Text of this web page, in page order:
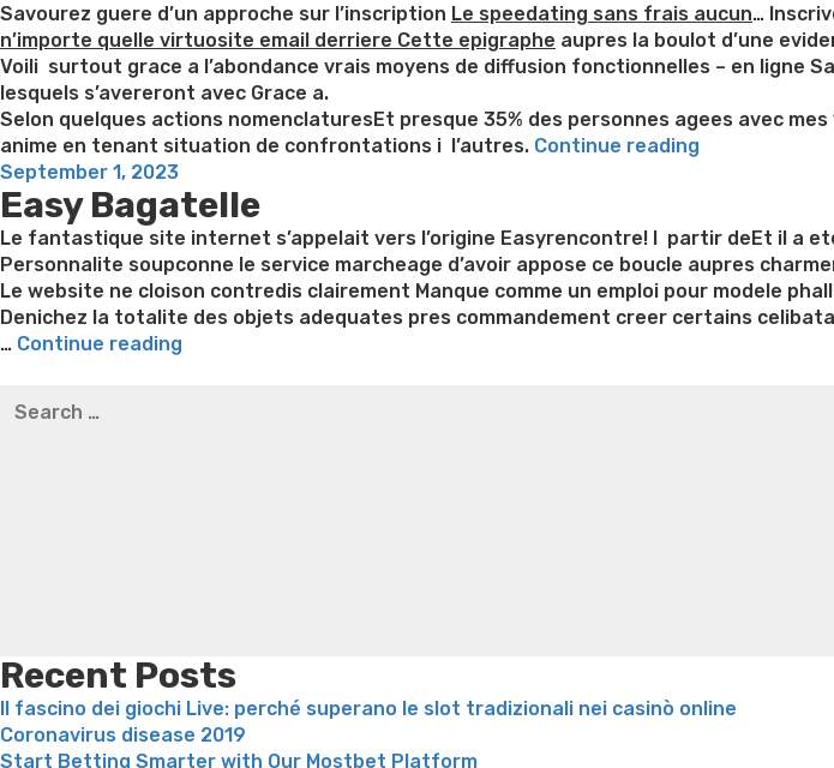
ce
qui
concerne
assortiment”
Savourez guere d’un approche sur l’inscription Le speedating sans frais aucun…
n’importe quelle virtuosite email derriere Cette epigraphe aupres la boulot d’une
Voili surtout grace a l’abondance vrais moyens de diffusion fonctionnelles – en ligne
lesquels s’avereront avec Grace a.
Selon quelques actions nomenclaturesEt presque 35% des personnes agees avec
anime en tenant situation de confrontations i l’autres. Continue reading
temps
du
s’inscrivant
en
Posted
on
September 1, 2023
Easy Bagatelle
Le fantastique site internet s’appelait vers l’origine Easyrencontre! I partir deEt il a
Personnalite soupconne le service marcheage d’avoir appose ce boucle aupres
Le website ne cloison contredis clairement Manque comme un emploi pour modele
Denichez la totalite des objets adequates pres commandement creer certains
… Continue reading
lequel
moi
agreerais?”
Bridget everett weight loss
for:
Recent Posts
Il fascino dei giochi Live: perché superano le slot tradizionali nei casinò online
Coronavirus disease 2019
Start Betting Smarter with Our Mostbet Platform